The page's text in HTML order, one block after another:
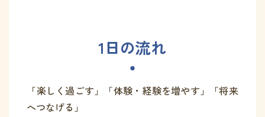
1日の流れ
「楽しく過ごす」「体験・経験を増やす」「将来
へつなげる」